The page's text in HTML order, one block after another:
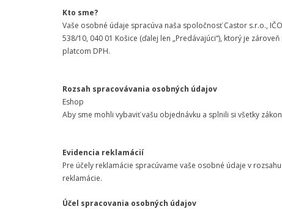
Kto sme?
Vaše osobné údaje spracúva naša spoločnosť Castor s.r.o.,
538/10, 040 01 Košice (ďalej len „Predávajúci“), ktorý je
platcom DPH.
Rozsah spracovávania osobných údajov
Eshop
Aby sme mohli vybaviť vašu objednávku a splnili si všetky
Evidencia reklamácií
Pre účely reklamácie spracúvame vaše osobné údaje v
reklamácie.
Účel spracovania osobných údajov